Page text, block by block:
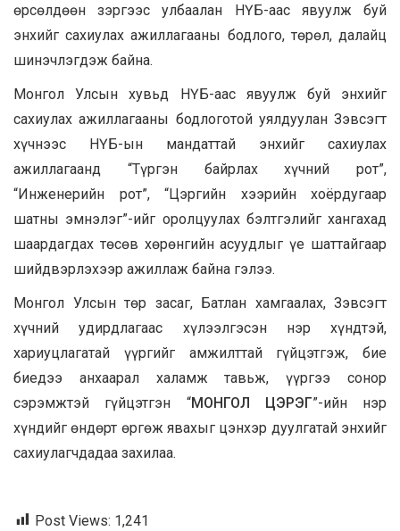
өрсөлдөөн зэргээс улбаалан НҮБ-аас явуулж буй
энхийг сахиулах ажиллагааны бодлого, төрөл, далайц
шинэчлэгдэж байна.
Монгол Улсын хувьд НҮБ-аас явуулж буй энхийг
сахиулах ажиллагааны бодлоготой уялдуулан Зэвсэгт
хүчнээс НҮБ-ын мандаттай энхийг сахиулах
ажиллагаанд “Түргэн байрлах хүчний рот”,
“Инженерийн рот”, “Цэргийн хээрийн хоёрдугаар
шатны эмнэлэг”-ийг оролцуулах бэлтгэлийг хангахад
шаардагдах төсөв хөрөнгийн асуудлыг үе шаттайгаар
шийдвэрлэхээр ажиллаж байна гэлээ.
Монгол Улсын төр засаг, Батлан хамгаалах, Зэвсэгт
хүчний удирдлагаас хүлээлгэсэн нэр хүндтэй,
хариуцлагатай үүргийг амжилттай гүйцэтгэж, бие
биедээ анхаарал халамж тавьж, үүргээ сонор
сэрэмжтэй гүйцэтгэн “МОНГОЛ ЦЭРЭГ”-ийн нэр
хүндийг өндөрт өргөж явахыг цэнхэр дуулгатай энхийг
сахиулагчдадаа захилаа.
Post Views: 1,241